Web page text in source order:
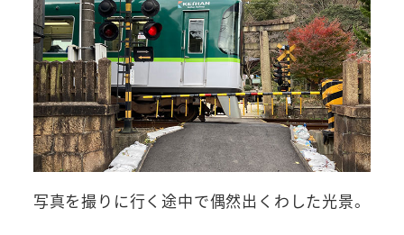
写真を撮りに行く途中で偶然出くわした光景。